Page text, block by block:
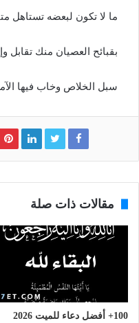
ما لا تكون لبعضه تستاهل
بقبائح العصيان منك تقابل
سبل الخلاص وخاب فيها
مقالات ذات صلة
100+ أفضل دعاء للميت 2026